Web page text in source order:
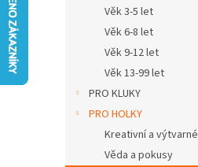
Věk 3-5 let
Věk 6-8 let
Věk 9-12 let
Věk 13-99 let
PRO KLUKY
PRO HOLKY
Kreativní a výtvarné
Věda a pokusy